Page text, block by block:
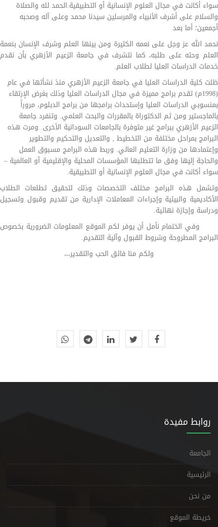
سواء أكانت في مجال العلوم الإنسانية أو التطبيقية.الحمد لله والصلاة
والسلام على أشرف الأنبياء والمرسلين سيدنا محمد وعلى آله وصحبه
أجمعين؛ أما بعد
نحمد الله عز وجل على نعمه الكثيرة ومن بينها العلم وشرف الإنسان بنعمة
العلم وحثه على طلبه، كما نتشرف في جامعة الزعيم الأزهري بأن نقدم
خدمات الدراسات العليا لطلاب العلم.
ظلت كلية الدراسات العليا في جامعة الزعيم الأزهري منذ نشأتها في عام
(1998م) تقدم برامج مميزة في مجال الدراسات العليا وذلك بغرض الإرتقاء
بمنسوبي الدراسات العليا وإستحداث برامجها من برامج الدبلوم، مروراً
بالماجستير ومن ثم الدكتوراة بالمقررات والبحث العلمي. وتنفرد جامعة
الزعيم الأزهري ببرامج غير متوفرة بالجامعات السودانية الأخرى. ومرت هذه
البرامج بمراحل مختلفة من التخطيط , والتعديل والتحكيم والتطوير
وإعتمادها من وزارة التعليم العالي. وربط هذه البرامج مسبوق العمل
والحاجة إليها وفق ما تتطلبها المؤسسات المحلية والإقليمية أو العالمية –
سواء أكانت في مجال العلوم الإنسانية أو التطبيقية.
وتشمل هذه البرامج مختلف التخصصات وذلك لتحقيق تطلعات الطلاب
الأكاديمية والبيئية وإجراءات المعاملات الإدارية من تقديم وقبول وتسجيل
ودراسة وإجازة نهائية.
وفي الختمام نأمل أن يوفر لكم الموقع المعلومات الضرورية بخصوص
البرامج المطروحة وشروط القبول وآلية التقديم.
ولكم منا فائق الحب والتقدير،،،
روابط مفيدة
الجامعة
الرئيسية
من نحن
خريطة الموقع